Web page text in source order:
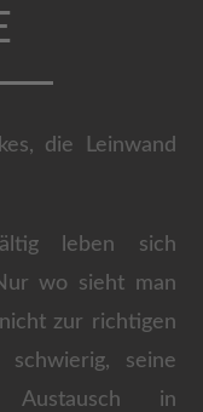
die Leinwand
leben sich
wo sieht man
zur richtigen
seine
in